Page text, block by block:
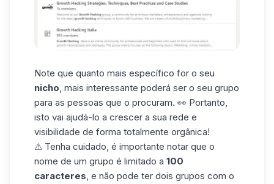
Note que quanto mais específico for o seu
nicho, mais interessante poderá ser o seu grupo
para as pessoas que o procuram. 👀 Portanto,
isto vai ajudá-lo a crescer a sua rede e
visibilidade de forma totalmente orgânica!
⚠ Tenha cuidado, é importante notar que o
nome de um grupo é limitado a 100
caracteres, e não pode ter dois grupos com o